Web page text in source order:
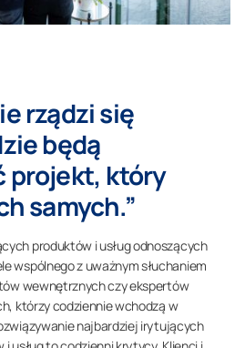
rządzi się
będą
projekt, który
samych.”
produktów i usług odnoszących
wspólnego z uważnym słuchaniem
wewnętrznych czy ekspertów
którzy codziennie wchodzą w
najbardziej irytujących